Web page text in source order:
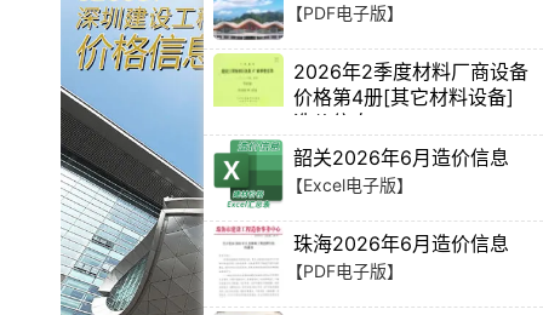
【PDF电子版】
2026年2季度材料厂商设备
价格第4册[其它材料设备]
造价信息
【PDF电子版】
韶关2026年6月造价信息
【Excel电子版】
珠海2026年6月造价信息
【PDF电子版】